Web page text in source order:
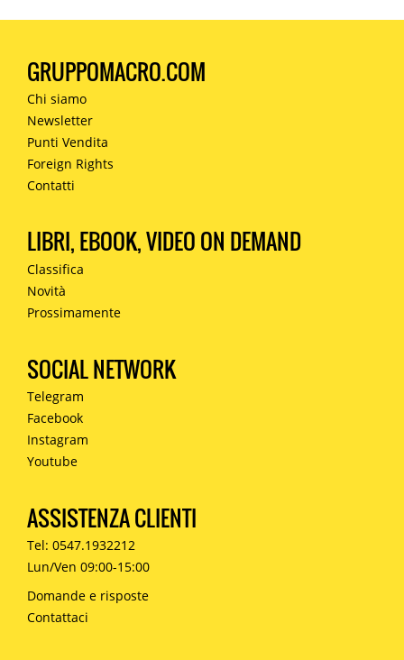
GRUPPOMACRO.COM
Chi siamo
Newsletter
Punti Vendita
Foreign Rights
Contatti
LIBRI, EBOOK, VIDEO ON DEMAND
Classifica
Novità
Prossimamente
SOCIAL NETWORK
Telegram
Facebook
Instagram
Youtube
ASSISTENZA CLIENTI
Tel: 0547.1932212
Lun/Ven 09:00-15:00
Domande e risposte
Contattaci